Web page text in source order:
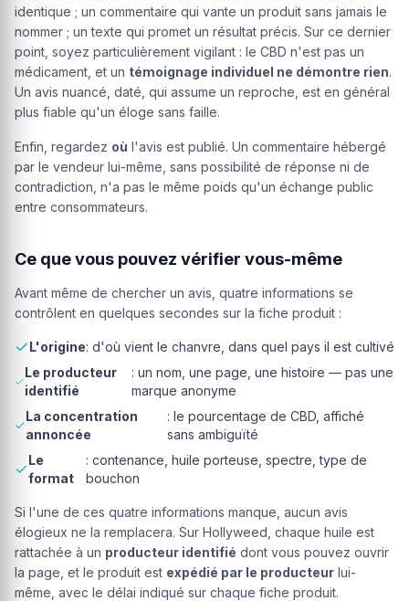
identique ; un commentaire qui vante un produit sans jamais le
nommer ; un texte qui promet un résultat précis. Sur ce dernier
point, soyez particulièrement vigilant : le CBD n'est pas un
médicament, et un témoignage individuel ne démontre rien.
Un avis nuancé, daté, qui assume un reproche, est en général
plus fiable qu'un éloge sans faille.
Enfin, regardez où l'avis est publié. Un commentaire hébergé
par le vendeur lui-même, sans possibilité de réponse ni de
contradiction, n'a pas le même poids qu'un échange public
entre consommateurs.
Ce que vous pouvez vérifier vous-même
Avant même de chercher un avis, quatre informations se
contrôlent en quelques secondes sur la fiche produit :
L'origine: d'où vient le chanvre, dans quel pays il est cultivé
Le producteur
identifié
: un nom, une page, une histoire — pas une
marque anonyme
La concentration
annoncée
: le pourcentage de CBD, affiché
sans ambiguïté
Le
format
: contenance, huile porteuse, spectre, type de
bouchon
Si l'une de ces quatre informations manque, aucun avis
élogieux ne la remplacera. Sur Hollyweed, chaque huile est
rattachée à un producteur identifié dont vous pouvez ouvrir
la page, et le produit est expédié par le producteur lui-
même, avec le délai indiqué sur chaque fiche produit.